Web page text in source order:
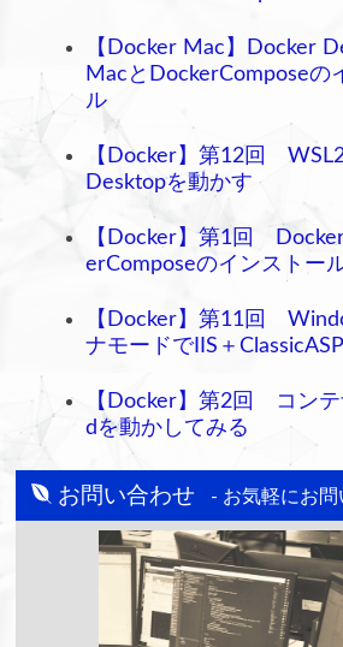
【Docker Mac】Docker
MacとDockerComposeの
ル
【Docker】第12回
Desktopを動かす
【Docker】第1回
erComposeのインストー
【Docker】第11回
ナモードでIIS＋
【Docker】第2回 コン
dを動かしてみる
お問い合わせ - お気軽にお